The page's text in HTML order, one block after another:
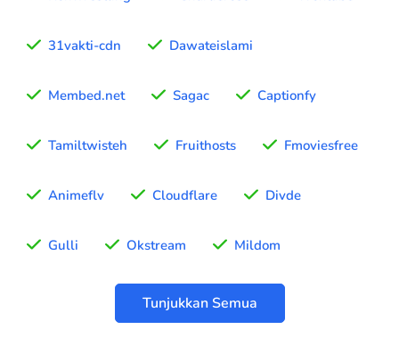
31vakti-cdn Dawateislami
Membed.net Sagac Captionfy
Tamiltwisteh Fruithosts Fmoviesfree
Animeflv Cloudflare Divde
Gulli Okstream Mildom
Tunjukkan Semua